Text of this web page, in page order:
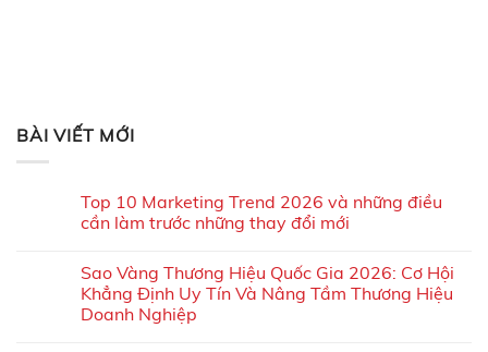
BÀI VIẾT MỚI
Top 10 Marketing Trend 2026 và những điều
cần làm trước những thay đổi mới
Sao Vàng Thương Hiệu Quốc Gia 2026: Cơ Hội
Khẳng Định Uy Tín Và Nâng Tầm Thương Hiệu
Doanh Nghiệp